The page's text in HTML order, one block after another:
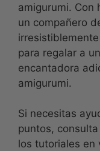
amigurumi. Con
un compañero
para regalar a
encantadora
amigurumi.
Si necesitas
puntos,
los tutoriales en